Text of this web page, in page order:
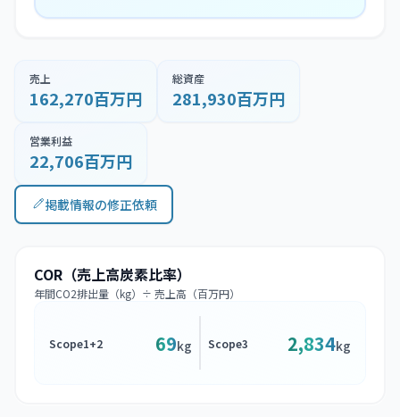
売上
162,270百万円
総資産
281,930百万円
営業利益
22,706百万円
掲載情報の修正依頼
COR（売上高炭素比率）
年間CO2排出量（kg）÷ 売上高（百万円）
Scope1+2 69kg Scope3 2,834kg